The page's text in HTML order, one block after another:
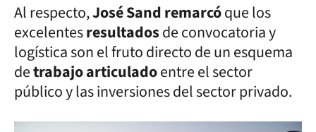
Al respecto,José Sand remarcóque los
excelentesresultadosde convocatoria y
logística son el fruto directo de un esquema
detrabajo articuladoentre el sector
público y las inversiones del sector privado.